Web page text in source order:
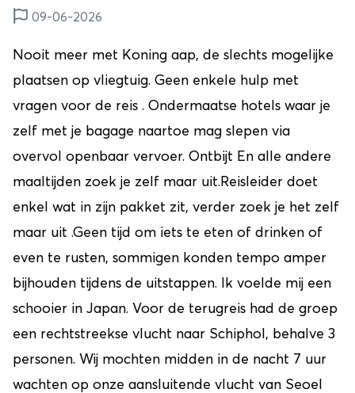
09-06-2026
Nooit meer met Koning aap, de slechts mogelijke
plaatsen op vliegtuig. Geen enkele hulp met
vragen voor de reis . Ondermaatse hotels waar je
zelf met je bagage naartoe mag slepen via
overvol openbaar vervoer. Ontbijt En alle andere
maaltijden zoek je zelf maar uit.Reisleider doet
enkel wat in zijn pakket zit, verder zoek je het zelf
maar uit .Geen tijd om iets te eten of drinken of
even te rusten, sommigen konden tempo amper
bijhouden tijdens de uitstappen. Ik voelde mij een
schooier in Japan. Voor de terugreis had de groep
een rechtstreekse vlucht naar Schiphol, behalve 3
personen. Wij mochten midden in de nacht 7 uur
wachten op onze aansluitende vlucht van Seoel